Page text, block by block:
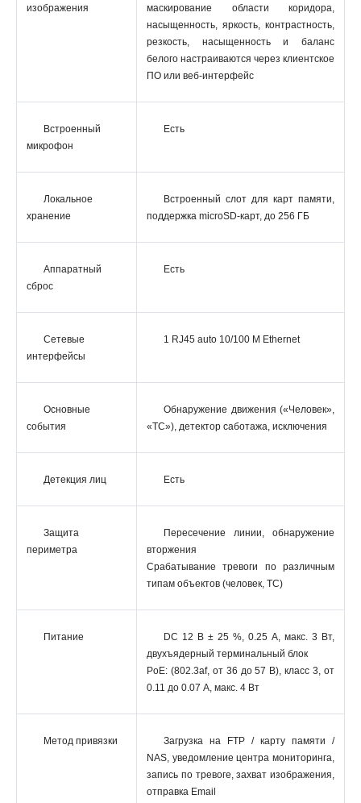
изображения
маскирование области коридора,
насыщенность, яркость, контрастность,
резкость, насыщенность и баланс
белого настраиваются через клиентское
ПО или веб-интерфейс
Встроенный
микрофон
Есть
Локальное
хранение
Встроенный слот для карт памяти,
поддержка microSD-карт, до 256 ГБ
Аппаратный
сброс
Есть
Сетевые
интерфейсы
1 RJ45 auto 10/100 М Ethernet
Основные
события
Обнаружение движения («Человек»,
«ТС»), детектор саботажа, исключения
Детекция лиц Есть
Защита
периметра
Пересечение линии, обнаружение
вторжения
Срабатывание тревоги по различным
типам объектов (человек, ТС)
Питание
DC 12 В ± 25 %, 0.25 А, макс. 3 Вт,
двухъядерный терминальный блок
PoE: (802.3af, от 36 до 57 В), класс 3, от
0.11 до 0.07 A, макс. 4 Вт
Метод привязки
Загрузка на FTP / карту памяти /
NAS, уведомление центра мониторинга,
запись по тревоге, захват изображения,
отправка Email